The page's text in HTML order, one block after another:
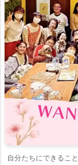
自分たちにできるこ